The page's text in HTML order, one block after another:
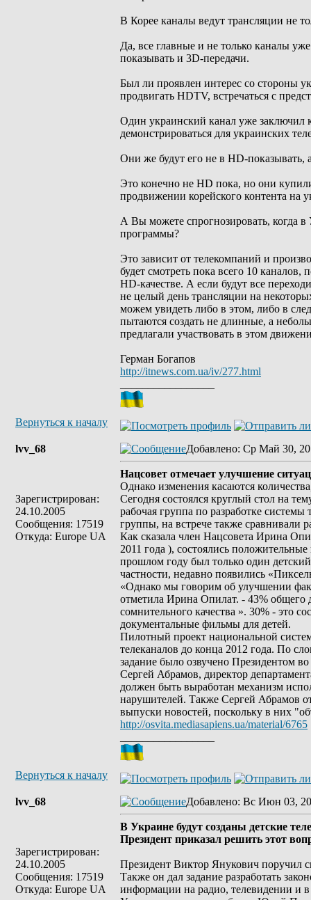
В Корее каналы ведут трансляции не
Да, все главные и не только каналы
показывать и 3D-передачи.
Был ли проявлен интерес со стороны
продвигать HDTV, встречаться с
Один украинский канал уже заключил
демонстрироваться для украинских
Они же будут его не в HD-показывать,
Это конечно не HD пока, но они
продвижении корейского контента на
А Вы можете спрогнозировать, когда в
программы?
Это зависит от телекомпаний и
будет смотреть пока всего 10
HD-качестве. А если будут все
не целый день трансляции на
можем увидеть либо в этом, либо в
пытаются создать не длинные, а
предлагали участвовать в этом
Герман Богапов
http://itnews.com.ua/iv/277.html
Вернуться к началу
lvv_68
Зарегистрирован:
24.10.2005
Сообщения: 17519
Откуда: Europe UA
Добавлено: Ср Май 30,
Нацсовет отмечает улучшение
Однако изменения касаются
Сегодня состоялся круглый стол на
рабочая группа по разработке
группы, на встрече также сравнивали
Как сказала член Нацсовета Ирина
2011 года ), состоялись
прошлом году был только один
частности, недавно появились
«Однако мы говорим об улучшении
отметила Ирина Опилат. - 43% общего
сомнительного качества ». 30% - это
документальные фильмы для детей.
Пилотный проект национальной
телеканалов до конца 2012 года. По
задание было озвучено Президентом
Сергей Абрамов, директор
должен быть выработан механизм
нарушителей. Также Сергей Абрамов
выпуски новостей, поскольку в них
http://osvita.mediasapiens.ua/material/6765
Вернуться к началу
lvv_68
Зарегистрирован:
24.10.2005
Сообщения: 17519
Откуда: Europe UA
Добавлено: Вс Июн 03,
В Украине будут созданы детские
Президент приказал решить этот
Президент Виктор Янукович поручил
Также он дал задание разработать
информации на радио, телевидении и